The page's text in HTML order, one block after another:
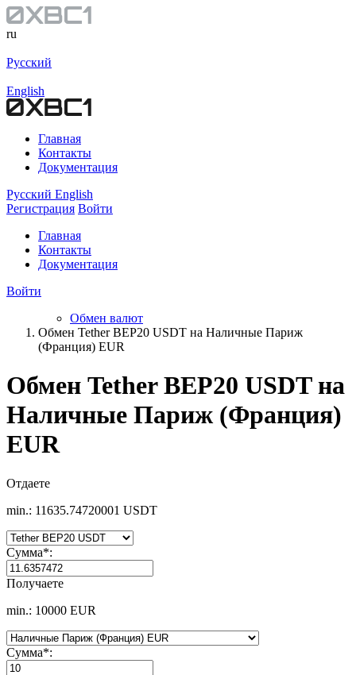
ru
Русский
English
Главная
Контакты
Документация
Русский English
Регистрация Войти
Главная
Контакты
Документация
Войти
Обмен валют
Обмен Tether BEP20 USDT на Наличные Париж
(Франция) EUR
Обмен Tether BEP20 USDT на
Наличные Париж (Франция)
EUR
Отдаете
min.: 11635.74720001 USDT
Сумма*:
Получаете
min.: 10000 EUR
Сумма*: